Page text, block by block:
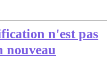
n'est pas
nouveau